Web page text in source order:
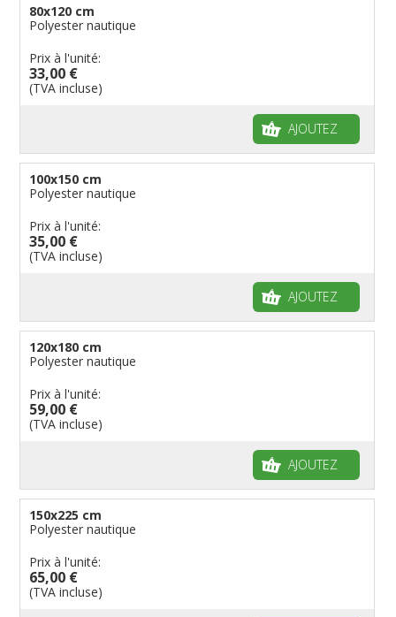
80x120 cm
Polyester nautique
Prix à l'unité:
33,00 €
(TVA incluse)
AJOUTEZ
100x150 cm
Polyester nautique
Prix à l'unité:
35,00 €
(TVA incluse)
AJOUTEZ
120x180 cm
Polyester nautique
Prix à l'unité:
59,00 €
(TVA incluse)
AJOUTEZ
150x225 cm
Polyester nautique
Prix à l'unité:
65,00 €
(TVA incluse)